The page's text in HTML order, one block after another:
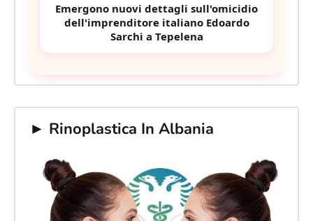
Emergono nuovi dettagli sull'omicidio
dell'imprenditore italiano Edoardo
Sarchi a Tepelena
► Rinoplastica In Albania